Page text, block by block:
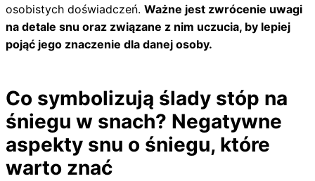
osobistych doświadczeń. Ważne jest zwrócenie uwagi
na detale snu oraz związane z nim uczucia, by lepiej
pojąć jego znaczenie dla danej osoby.
Co symbolizują ślady stóp na
śniegu w snach? Negatywne
aspekty snu o śniegu, które
warto znać